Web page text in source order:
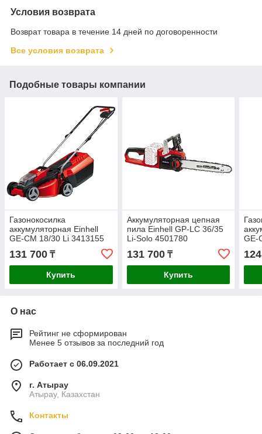
Условия возврата
Возврат товара в течение 14 дней по договоренности
Все условия возврата
Подобные товары компании
Газонокосилка
аккумуляторная Einhell
GE-CM 18/30 Li 3413155
131 700 ₸
Купить
Аккумуляторная цепная
пила Einhell GP-LC 36/35
Li-Solo 4501780
131 700₸
Купить
GE-
О нас
Рейтинг не сформирован
Менее 5 отзывов за последний год
Работает с 06.09.2021
г. Атырау
Атырау, Казахстан
Контакты